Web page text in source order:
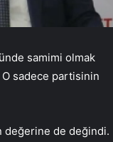
samimi olmak
O sadece partisinin
değerine de değindi.